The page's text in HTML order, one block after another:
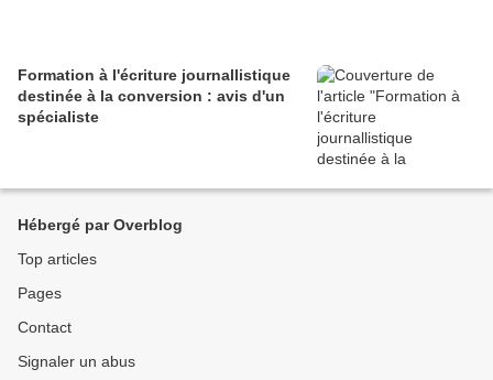
Formation à l'écriture journallistique
destinée à la conversion : avis d'un
spécialiste
Hébergé par Overblog
Top articles
Pages
Contact
Signaler un abus